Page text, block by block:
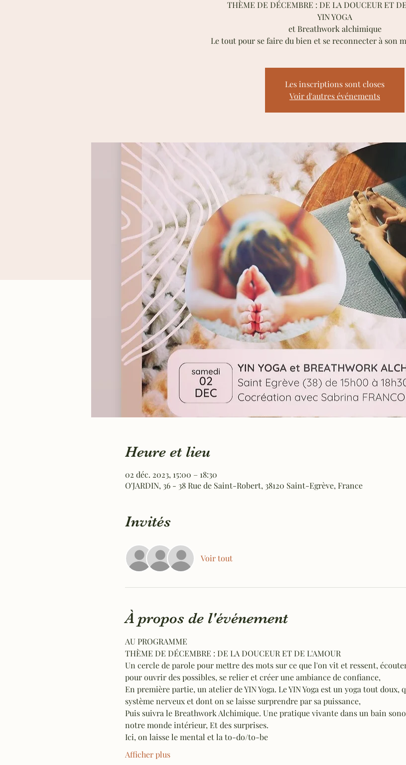
THÈME DE DÉCEMBRE : DE LA DOUCEUR ET
YIN YOGA
et Breathwork alchimique
Le tout pour se faire du bien et se reconnecter à son
Les inscriptions sont closes
Voir d'autres événements
Heure et lieu
02 déc. 2023, 15:00 – 18:30
O'JARDIN, 36 - 38 Rue de Saint-Robert, 38120 Saint-Egrève, France
Invités
Voir tout
À propos de l'événement
AU PROGRAMME
THÈME DE DÉCEMBRE : DE LA DOUCEUR ET DE L'AMOUR
Un cercle de parole pour mettre des mots sur ce que l'on vit et ressent,
pour ouvrir des possibles, se relier et créer une ambiance de confiance,
En première partie, un atelier de YIN Yoga. Le YIN Yoga est un yoga tout
système nerveux et dont on se laisse surprendre par sa puissance,
Puis suivra le Breathwork Alchimique. Une pratique vivante dans un bain
notre monde intérieur, Et des surprises.
Ici, on laisse le mental et la to-do/to-be
Afficher plus